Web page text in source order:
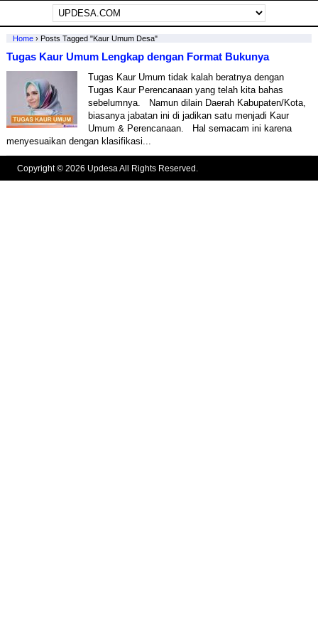
Home› Posts Tagged "kaur Umum Desa"
Tugas Kaur Umum Lengkap dengan Format Bukunya
Tugas Kaur Umum tidak kalah beratnya dengan
Tugas Kaur Perencanaan yang telah kita bahas
sebelumnya. Namun dilain Daerah Kabupaten/Kota,
biasanya jabatan ini di jadikan satu menjadi Kaur
Umum & Perencanaan. Hal semacam ini karena
menyesuaikan dengan klasifikasi...
Copyright © 2026 Updesa All Rights Reserved.